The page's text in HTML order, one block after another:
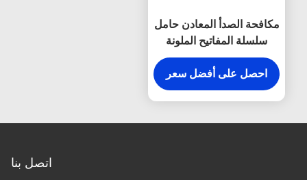
مكافحة الصدأ المعادن حامل
سلسلة المفاتيح الملونة
المفاجئة هوك المفاتيح
البلاستيكية مربع
احصل على أفضل سعر
اتصل بنا